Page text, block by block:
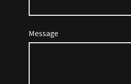
Message